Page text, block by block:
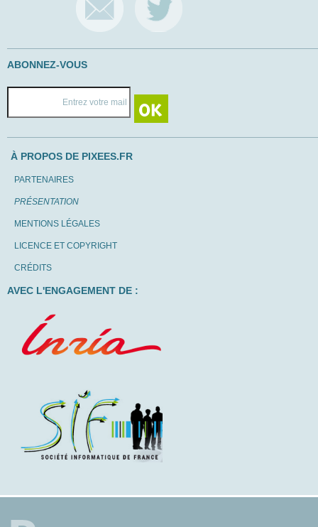
ABONNEZ-VOUS
À PROPOS DE PIXEES.FR
PARTENAIRES
PRÉSENTATION
MENTIONS LÉGALES
LICENCE ET COPYRIGHT
CRÉDITS
AVEC L'ENGAGEMENT DE :